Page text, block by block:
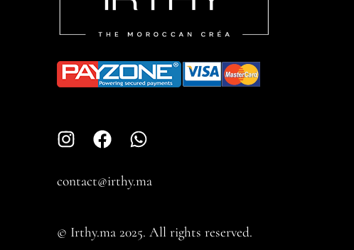
contact@irthy.ma​
© Irthy.ma 2025. All rights reserved.